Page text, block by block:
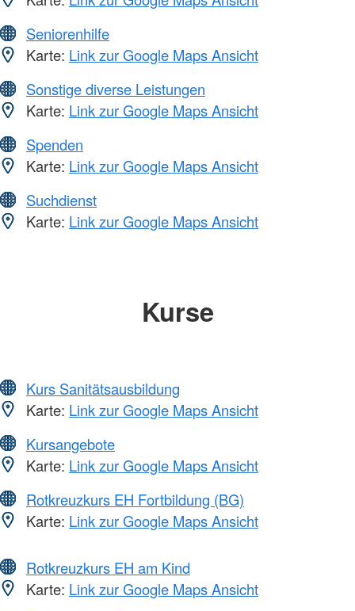
Seniorenhilfe
Karte: Link zur Google Maps Ansicht
Sonstige diverse Leistungen
Karte: Link zur Google Maps Ansicht
Spenden
Karte: Link zur Google Maps Ansicht
Suchdienst
Karte: Link zur Google Maps Ansicht
Kurse
Kurs Sanitätsausbildung
Karte: Link zur Google Maps Ansicht
Kursangebote
Karte: Link zur Google Maps Ansicht
Rotkreuzkurs EH Fortbildung (BG)
Karte: Link zur Google Maps Ansicht
Rotkreuzkurs EH am Kind
Karte: Link zur Google Maps Ansicht